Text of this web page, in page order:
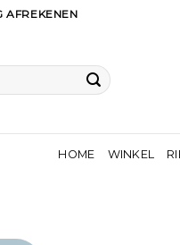
AFREKENEN
HOME WINKEL